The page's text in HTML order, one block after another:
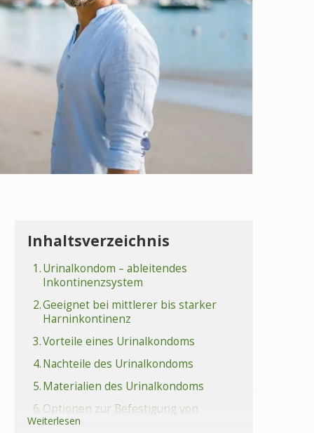
Inhaltsverzeichnis
1.Urinalkondom – ableitendes
Inkontinenzsystem
2.Geeignet bei mittlerer bis starker
Harninkontinenz
3.Vorteile eines Urinalkondoms
4.Nachteile des Urinalkondoms
5.Materialien des Urinalkondoms
6.Optionen zur Befestigung von
Urinalkondomen
Weiterlesen